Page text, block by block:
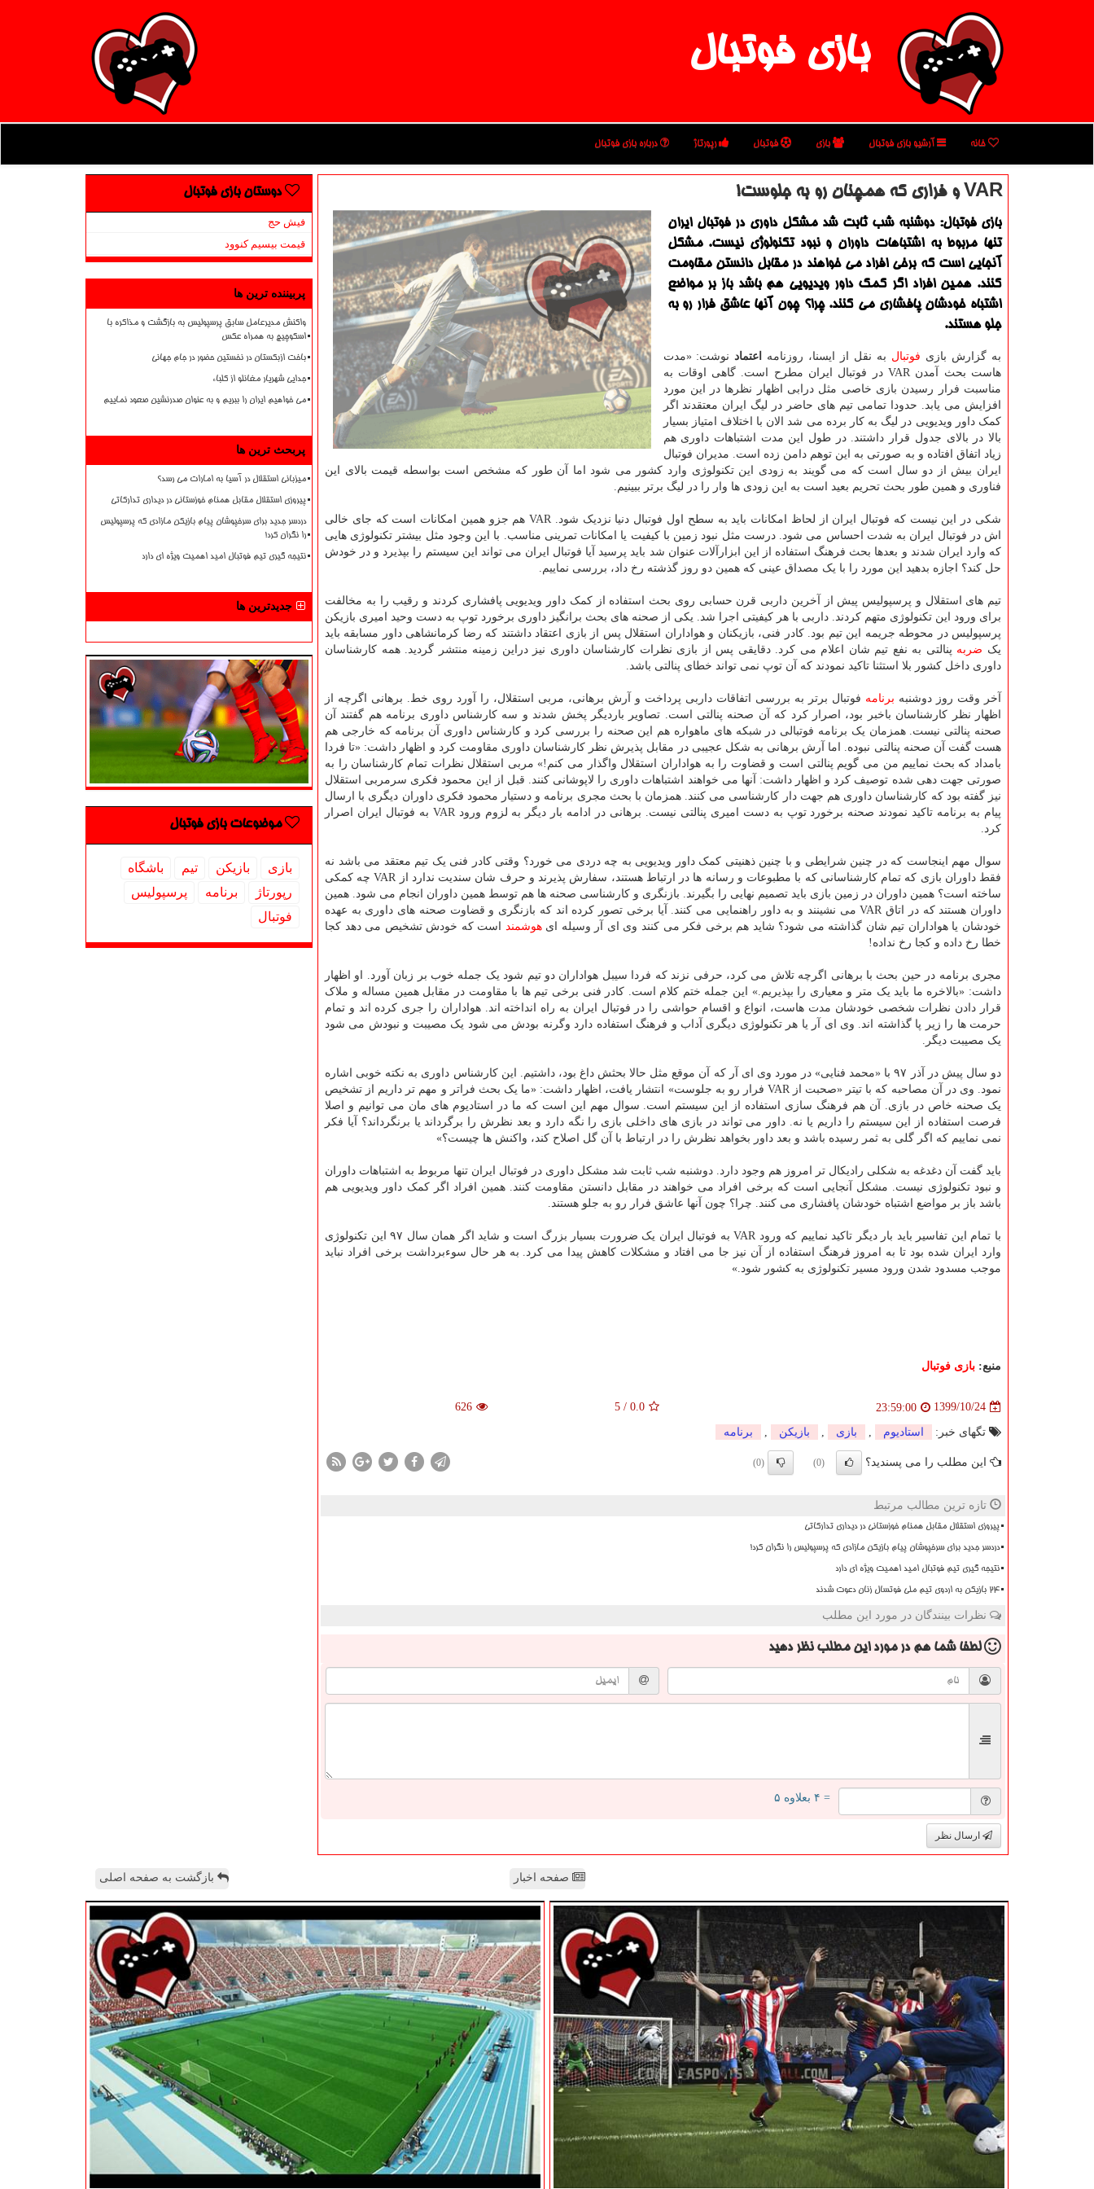
بازی فوتبال
خانه آرشیو بازی فوتبال بازی فوتبال رپورتاژ درباره بازی فوتبال
VAR و فراری كه همچنان رو به جلوست!
بازی فوتبال: دوشنبه شب ثابت شد مشکل داوری در فوتبال ایران
تنها مربوط به اشتباهات داوران و نبود تکنولوژی نیست. مشکل
آنجایی است که برخی افراد می خواهند در مقابل دانستن مقاومت
کنند. همین افراد اگر کمک داور ویدیویی هم باشد باز بر مواضع
اشتباه خودشان پافشاری می کنند. چرا؟ چون آنها عاشق فرار رو به
جلو هستند.
به گزارش بازی فوتبال به نقل از ایسنا، روزنامه اعتماد نوشت: «مدت
هاست بحث آمدن VAR در فوتبال ایران مطرح است. گاهی اوقات به
مناسبت فرار رسیدن بازی خاصی مثل درابی اظهار نظرها در این مورد
افزایش می یابد. حدودا تمامی تیم های حاضر در لیگ ایران معتقدند اگر
کمک داور ویدیویی در لیگ به کار برده می شد الان با اختلاف امتیاز بسیار
بالا در بالای جدول قرار داشتند. در طول این مدت اشتباهات داوری هم
زیاد اتفاق افتاده و به صورتی به این توهم دامن زده است. مدیران فوتبال
ایران بیش از دو سال است که می گویند به زودی این تکنولوژی وارد کشور می شود اما آن طور که مشخص است بواسطه قیمت بالای این
فناوری و همین طور بحث تحریم بعید است به این زودی ها وار را در لیگ برتر ببینیم.
شکی در این نیست که فوتبال ایران از لحاظ امکانات باید به سطح اول فوتبال دنیا نزدیک شود. VAR هم جزو همین امکانات است که جای خالی
اش در فوتبال ایران به شدت احساس می شود. درست مثل نبود زمین با کیفیت یا امکانات تمرینی مناسب. با این وجود مثل بیشتر تکنولوژی هایی
که وارد ایران شدند و بعدها بحث فرهنگ استفاده از این ابزارآلات عنوان شد باید پرسید آیا فوتبال ایران می تواند این سیستم را بپذیرد و در خودش
حل کند؟ اجازه بدهید این مورد را با یک مصداق عینی که همین دو روز گذشته رخ داد، بررسی نماییم.
تیم های استقلال و پرسپولیس پیش از آخرین داربی قرن حسابی روی بحث استفاده از کمک داور ویدیویی پافشاری کردند و رقیب را به مخالفت
برای ورود این تکنولوژی متهم کردند. داربی با هر کیفیتی اجرا شد. یکی از صحنه های بحث برانگیز داوری برخورد توپ به دست وحید امیری بازیکن
پرسپولیس در محوطه جریمه این تیم بود. کادر فنی، بازیکنان و هواداران استقلال پس از بازی اعتقاد داشتند که رضا کرمانشاهی داور مسابقه باید
یک ضربه پنالتی به نفع تیم شان اعلام می کرد. دقایقی پس از بازی نظرات کارشناسان داوری نیز دراین زمینه منتشر گردید. همه کارشناسان
داوری داخل کشور بلا استثنا تاکید نمودند که آن توپ نمی تواند خطای پنالتی باشد.
آخر وقت روز دوشنبه برنامه فوتبال برتر به بررسی اتفاقات داربی پرداخت و آرش برهانی، مربی استقلال، را آورد روی خط. برهانی اگرچه از
اظهار نظر کارشناسان باخبر بود، اصرار کرد که آن صحنه پنالتی است. تصاویر باردیگر پخش شدند و سه کارشناس داوری برنامه هم گفتند آن
صحنه پنالتی نیست. همزمان یک برنامه فوتبالی در شبکه های ماهواره هم این صحنه را بررسی کرد و کارشناس داوری آن برنامه که خارجی هم
هست گفت آن صحنه پنالتی نبوده. اما آرش برهانی به شکل عجیبی در مقابل پذیرش نظر کارشناسان داوری مقاومت کرد و اظهار داشت: «تا فردا
بامداد که بحث نماییم من می گویم پنالتی است و قضاوت را به هواداران استقلال واگذار می کنم!» مربی استقلال نظرات تمام کارشناسان را به
صورتی جهت دهی شده توصیف کرد و اظهار داشت: آنها می خواهند اشتباهات داوری را لاپوشانی کنند. قبل از این محمود فکری سرمربی استقلال
نیز گفته بود که کارشناسان داوری هم جهت دار کارشناسی می کنند. همزمان با بحث مجری برنامه و دستیار محمود فکری داوران دیگری با ارسال
پیام به برنامه تاکید نمودند صحنه برخورد توپ به دست امیری پنالتی نیست. برهانی در ادامه بار دیگر به لزوم ورود VAR به فوتبال ایران اصرار
کرد.
سوال مهم اینجاست که در چنین شرایطی و با چنین ذهنیتی کمک داور ویدیویی به چه دردی می خورد؟ وقتی کادر فنی یک تیم معتقد می باشد نه
فقط داوران بازی که تمام کارشناسانی که با مطبوعات و رسانه ها در ارتباط هستند، سفارش پذیرند و حرف شان سندیت ندارد از VAR چه کمکی
ساخته است؟ همین داوران در زمین بازی باید تصمیم نهایی را بگیرند. بازنگری و کارشناسی صحنه ها هم توسط همین داوران انجام می شود. همین
داوران هستند که در اتاق VAR می نشینند و به داور راهنمایی می کنند. آیا برخی تصور کرده اند که بازنگری و قضاوت صحنه های داوری به عهده
خودشان یا هواداران تیم شان گذاشته می شود؟ شاید هم برخی فکر می کنند وی ای آر وسیله ایهوشمند است که خودش تشخیص می دهد کجا
خطا رخ داده و کجا رخ نداده!
مجری برنامه در حین بحث با برهانی اگرچه تلاش می کرد، حرفی نزند که فردا سیبل هواداران دو تیم شود یک جمله خوب بر زبان آورد. او اظهار
داشت: «بالاخره ما باید یک متر و معیاری را بپذیریم.» این جمله ختم کلام است. کادر فنی برخی تیم ها با مقاومت در مقابل همین مساله و ملاک
قرار دادن نظرات شخصی خودشان مدت هاست، انواع و اقسام حواشی را در فوتبال ایران به راه انداخته اند. هواداران را جری کرده اند و تمام
حرمت ها را زیر پا گذاشته اند. وی ای آر یا هر تکنولوژی دیگری آداب و فرهنگ استفاده دارد وگرنه بودش می شود یک مصیبت و نبودش می شود
یک مصیبت دیگر.
دو سال پیش در آذر ۹۷ با «محمد فنایی» در مورد وی ای آر که آن موقع مثل حالا بحثش داغ بود، داشتیم. این کارشناس داوری به نکته خوبی اشاره
نمود. وی در آن مصاحبه که با تیتر «صحبت از VAR فرار رو به جلوست» انتشار یافت، اظهار داشت: «ما یک بحث فراتر و مهم تر داریم از تشخیص
یک صحنه خاص در بازی. آن هم فرهنگ سازی استفاده از این سیستم است. سوال مهم این است که ما در استادیوم های مان می توانیم و اصلا
فرصت استفاده از این سیستم را داریم یا نه. داور می تواند در بازی های داخلی بازی را نگه دارد و بعد نظرش را برگرداند یا برنگرداند؟ آیا فکر
نمی نماییم که اگر گلی به ثمر رسیده باشد و بعد داور بخواهد نظرش را در ارتباط با آن گل اصلاح کند، واکنش ها چیست؟»
باید گفت آن دغدغه به شکلی رادیکال تر امروز هم وجود دارد. دوشنبه شب ثابت شد مشکل داوری در فوتبال ایران تنها مربوط به اشتباهات داوران
و نبود تکنولوژی نیست. مشکل آنجایی است که برخی افراد می خواهند در مقابل دانستن مقاومت کنند. همین افراد اگر کمک داور ویدیویی هم
باشد باز بر مواضع اشتباه خودشان پافشاری می کنند. چرا؟ چون آنها عاشق فرار رو به جلو هستند.
با تمام این تفاسیر باید بار دیگر تاکید نماییم که ورود VAR به فوتبال ایران یک ضرورت بسیار بزرگ است و شاید اگر همان سال ۹۷ این تکنولوژی
وارد ایران شده بود تا به امروز فرهنگ استفاده از آن نیز جا می افتاد و مشکلات کاهش پیدا می کرد. به هر حال سوءبرداشت برخی افراد نباید
موجب مسدود شدن ورود مسیر تکنولوژی به کشور شود.»
منبع: بازی فوتبال
1399/10/24
23:59:00
0.0
/
5
626
تگهای خبر: استادیوم بازی بازیكن برنامه
این مطلب را می پسندید؟ (0)
(0)
تازه ترین مطالب مرتبط
پیروزی استقلال مقابل همنام خوزستانی در دیداری تدارکاتی
دردسر جدید برای سرخپوشان پیام بازیکن مازادی که پرسپولیس را نگران کرد!
نتیجه گیری تیم فوتبال امید اهمیت ویژه ای دارد
۲۴ بازیکن به اردوی تیم ملی فوتسال زنان دعوت شدند
نظرات بینندگان در مورد این مطلب
لطفا شما همدر مورد این مطلب نظر دهید
= ۴ بعلاوه ۵
ارسال نظر
دوستان بازی فوتبال
فیش حج
قیمت بیسیم کنوود
پربیننده ترین ها
واکنش مدیرعامل سابق پرسپولیس به بازگشت و مذاکره با
اسکوچیچ به همراه عکس
باخت ازبکستان در نخستین حضور در جام جهانی
جدایی شهریار مغانلو از کلباء
می خواهیم ایران را ببریم و به عنوان صدرنشین صعود نماییم
پربحث ترین ها
میزبانی استقلال در آسیا به امارات می رسد؟
پیروزی استقلال مقابل همنام خوزستانی در دیداری تدارکاتی
دردسر جدید برای سرخپوشان پیام بازیکن مازادی که پرسپولیس
را نگران کرد!
نتیجه گیری تیم فوتبال امید اهمیت ویژه ای دارد
جدیدترین ها
موضوعات بازی فوتبال
بازی بازیكن تیم
باشگاه
رپورتاژ
برنامه
پرسپولیس
فوتبال
صفحه اخبار بازگشت به صفحه اصلی